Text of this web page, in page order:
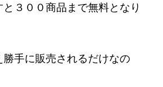
３００商品まで無料となり
手に販売されるだけなの